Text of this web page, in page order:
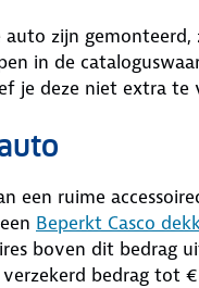
zijn
in de
je deze niet extra te
een ruime
Beperkt Casco
boven dit bedrag
bedrag tot